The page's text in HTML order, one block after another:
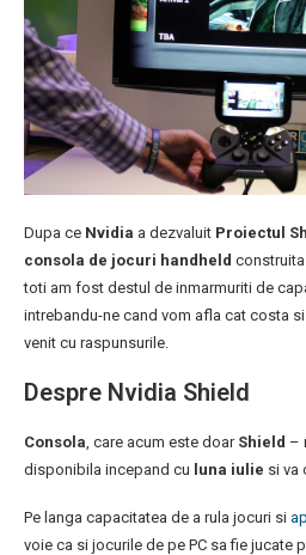
Dupa ce Nvidia a dezvaluit Proiectul
consola de jocuri handheld
toti am fost destul de inmarmuriti de
intrebandu-ne cand vom afla cat costa
venit cu raspunsurile.
Despre Nvidia Shield
Consola , care acum este doar Shield –
disponibila incepand cu luna iulie si va
Pe langa capacitatea de a rula jocuri si
voie ca si jocurile de pe PC sa fie jucate